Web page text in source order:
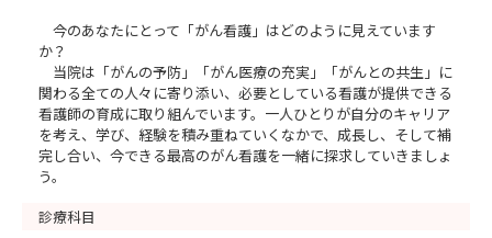
今のあなたにとって「がん看護」はどのように見えています
か？
当院は「がんの予防」「がん医療の充実」「がんとの共生」に
関わる全ての人々に寄り添い、必要としている看護が提供できる
看護師の育成に取り組んでいます。一人ひとりが自分のキャリア
を考え、学び、経験を積み重ねていくなかで、成長し、そして補
完し合い、今できる最高のがん看護を一緒に探求していきましょ
う。
診療科目